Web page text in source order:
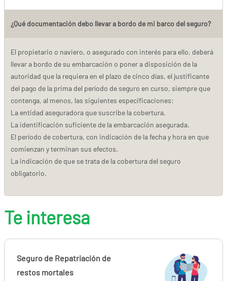
¿Qué documentación debo llevar a bordo de mi barco del seguro?
El propietario o naviero, o asegurado con interés para ello, deberá
llevar a bordo de su embarcación o poner a disposición de la
autoridad que la requiera en el plazo de cinco días, el justificante
del pago de la prima del período de seguro en curso, siempre que
contenga, al menos, las siguientes especificaciones:
La entidad aseguradora que suscribe la cobertura.
La identificación suficiente de la embarcación asegurada.
El período de cobertura, con indicación de la fecha y hora en que
comienzan y terminan sus efectos.
La indicación de que se trata de la cobertura del seguro
obligatorio.
Te interesa
Seguro de Repatriación de
restos mortales